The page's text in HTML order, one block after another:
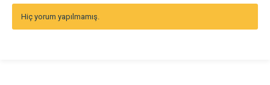
Hiç yorum yapılmamış.